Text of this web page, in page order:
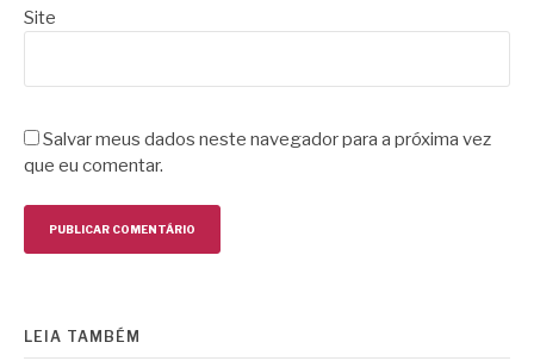
Site
Salvar meus dados neste navegador para a próxima vez
que eu comentar.
LEIA TAMBÉM